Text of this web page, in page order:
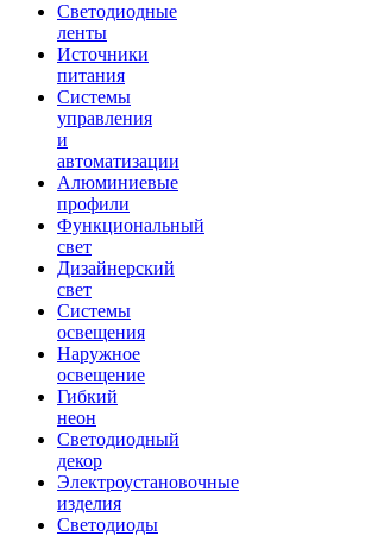
Светодиодные
ленты
Источники
питания
Системы
управления
и
автоматизации
Алюминиевые
профили
Функциональный
свет
Дизайнерский
свет
Системы
освещения
Наружное
освещение
Гибкий
неон
Светодиодный
декор
Электроустановочные
изделия
Светодиоды